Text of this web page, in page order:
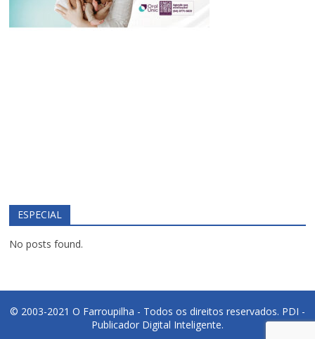
ESPECIAL
No posts found.
© 2003-2021 O Farroupilha - Todos os direitos reservados. PDI -
Publicador Digital Inteligente.